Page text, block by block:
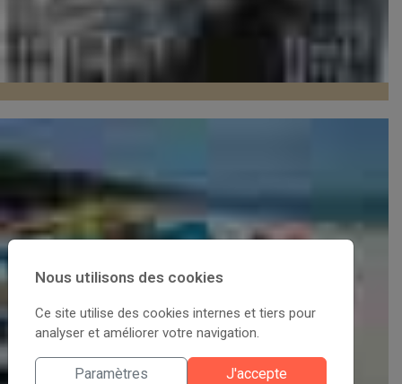
Nous utilisons des cookies
Ce site utilise des cookies internes et tiers pour
analyser et améliorer votre navigation.
Paramètres J'accepte